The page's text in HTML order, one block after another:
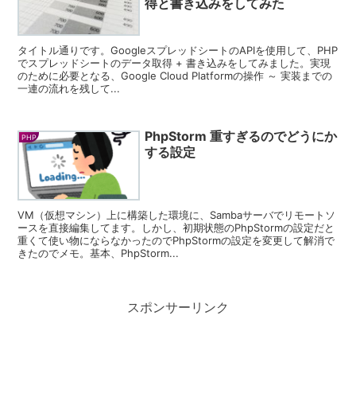
得と書き込みをしてみた
タイトル通りです。GoogleスプレッドシートのAPIを使用して、PHP
でスプレッドシートのデータ取得 + 書き込みをしてみました。実現
のために必要となる、Google Cloud Platformの操作 ～ 実装までの
一連の流れを残して...
PHP
PhpStorm 重すぎるのでどうにか
する設定
VM（仮想マシン）上に構築した環境に、Sambaサーバでリモートソ
ースを直接編集してます。しかし、初期状態のPhpStormの設定だと
重くて使い物にならなかったのでPhpStormの設定を変更して解消で
きたのでメモ。基本、PhpStorm...
スポンサーリンク